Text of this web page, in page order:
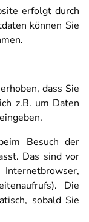
erfolgt durch
können Sie
dass Sie
z.B. um Daten
Besuch der
Das sind vor
Die
sobald Sie